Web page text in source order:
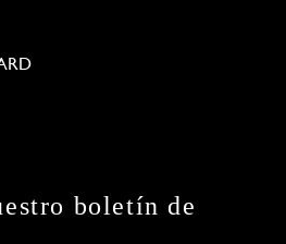
boletín de